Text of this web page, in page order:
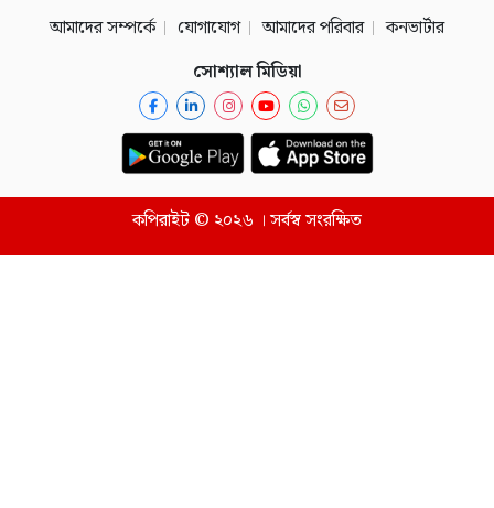
আমাদের সম্পর্কে
যোগাযোগ আমাদের পরিবার
কনভার্টার
সোশ্যাল মিডিয়া
কপিরাইট © ২০২৬ । সর্বস্ব সংরক্ষিত